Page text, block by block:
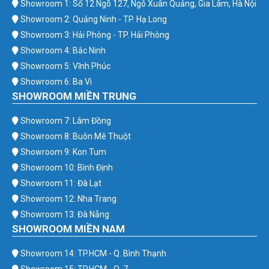
Showroom 1: Số 12 Ngõ 127, Ngô Xuân Quảng, Gia Lâm, Hà Nội
Showroom 2: Quảng Ninh - TP. Hạ Long
Showroom 3: Hải Phòng - TP. Hải Phòng
Showroom 4: Bắc Ninh
Showroom 5: Vĩnh Phúc
Showroom 6: Ba Vì
SHOWROOM MIỀN TRUNG
Showroom 7: Lâm Đồng
Showroom 8: Buôn Mê Thuột
Showroom 9: Kon Tum
Showroom 10: Bình Định
Showroom 11: Đà Lạt
Showroom 12: Nha Trang
Showroom 13: Đà Nẵng
SHOWROOM MIỀN NAM
Showroom 14: TP.HCM - Q. Bình Thạnh